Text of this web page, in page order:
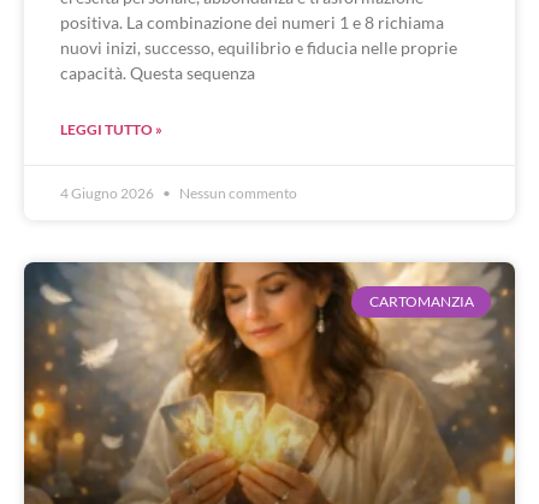
positiva. La combinazione dei numeri 1 e 8 richiama
nuovi inizi, successo, equilibrio e fiducia nelle proprie
capacità. Questa sequenza
LEGGI TUTTO »
4 Giugno 2026 Nessun commento
CARTOMANZIA